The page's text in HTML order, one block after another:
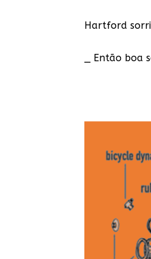
Hartford
_ Então boa